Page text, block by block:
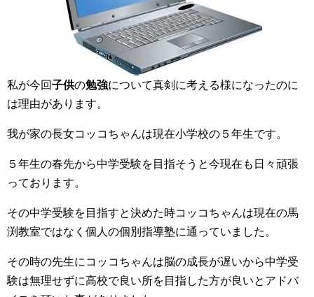
私が今回子供の勉強について真剣に考える様になったのに
は理由があります。
我が家の長女コッコちゃんは現在小学校の５年生です。
５年生の春先から中学受験を目指そうと今現在も日々頑張
っております。
その中学受験を目指すと決めた時コッコちゃんは現在の馬
渕教室ではなく個人の個別指導塾に通っていました。
その時の先生にコッコちゃんは脳の成長が遅いから中学受
験は無理せずに高校で良い所を目指した方が良いとアドバ